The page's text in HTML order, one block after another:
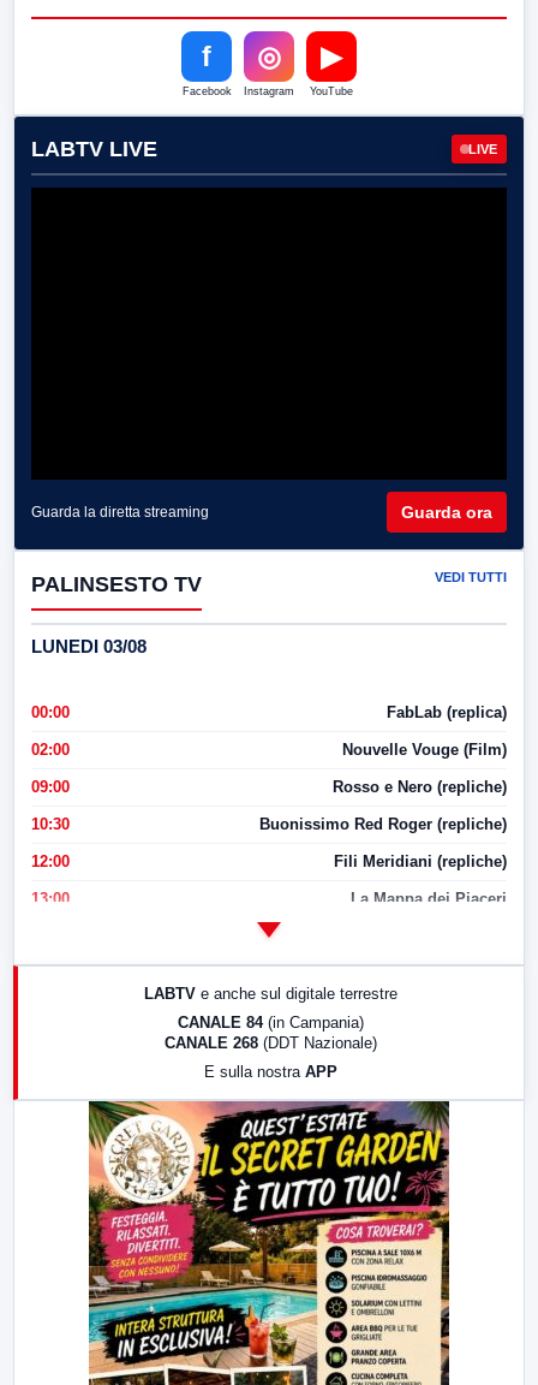
f
Facebook
◎
Instagram
▶
YouTube
LABTV LIVE LIVE
Guarda la diretta streaming Guarda ora
PALINSESTO TV VEDI TUTTI
LUNEDI 03/08
00:00 FabLab (replica)
02:00 Nouvelle Vouge (Film)
09:00 Rosso e Nero (repliche)
10:30 Buonissimo Red Roger (repliche)
12:00 Fili Meridiani (repliche)
13:00 La Mappa dei Piaceri
LabNews (replica)
LABTV e anche sul digitale terrestre
CANALE 84 (in Campania)
CANALE 268 (DDT Nazionale)
E sulla nostra APP